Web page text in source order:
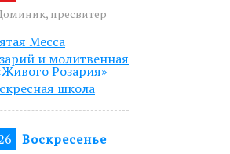
пресвитер
Месса
и молитвенная
Розария»
школа
Воскресенье